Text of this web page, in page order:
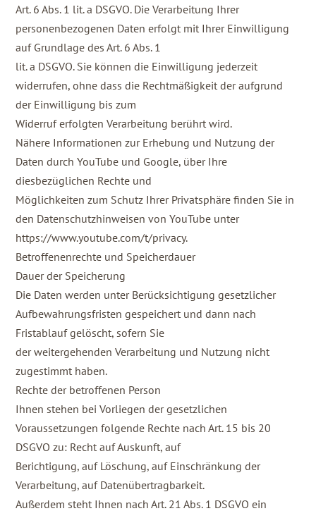
Art. 6 Abs. 1 lit. a DSGVO. Die Verarbeitung Ihrer
personenbezogenen Daten erfolgt mit Ihrer Einwilligung
auf Grundlage des Art. 6 Abs. 1
lit. a DSGVO. Sie können die Einwilligung jederzeit
widerrufen, ohne dass die Rechtmäßigkeit der aufgrund
der Einwilligung bis zum
Widerruf erfolgten Verarbeitung berührt wird.
Nähere Informationen zur Erhebung und Nutzung der
Daten durch YouTube und Google, über Ihre
diesbezüglichen Rechte und
Möglichkeiten zum Schutz Ihrer Privatsphäre finden Sie in
den Datenschutzhinweisen von YouTube unter
https://www.youtube.com/t/privacy.
Betroffenenrechte und Speicherdauer
Dauer der Speicherung
Die Daten werden unter Berücksichtigung gesetzlicher
Aufbewahrungsfristen gespeichert und dann nach
Fristablauf gelöscht, sofern Sie
der weitergehenden Verarbeitung und Nutzung nicht
zugestimmt haben.
Rechte der betroffenen Person
Ihnen stehen bei Vorliegen der gesetzlichen
Voraussetzungen folgende Rechte nach Art. 15 bis 20
DSGVO zu: Recht auf Auskunft, auf
Berichtigung, auf Löschung, auf Einschränkung der
Verarbeitung, auf Datenübertragbarkeit.
Außerdem steht Ihnen nach Art. 21 Abs. 1 DSGVO ein